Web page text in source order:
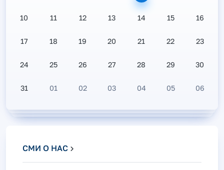
10 11 12 13 14 15 16
17 18 19 20 21 22 23
24 25 26 27 28 29 30
31 01 02 03 04 05 06
СМИ О НАС